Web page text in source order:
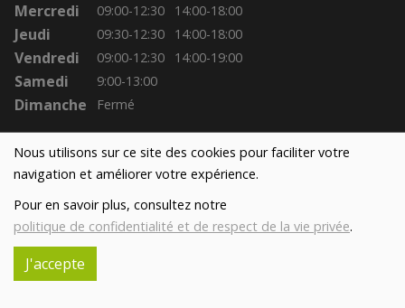
Nous utilisons sur ce site des cookies pour faciliter votre
navigation et améliorer votre expérience.
Pour en savoir plus, consultez notre
politique de confidentialité et de respect de la vie privée.
J'accepte
Mercredi 09:00-12:30 14:00-18:00
Jeudi 09:30-12:30 14:00-18:00
Vendredi 09:00-12:30 14:00-19:00
Samedi 9:00-13:00
Dimanche Fermé